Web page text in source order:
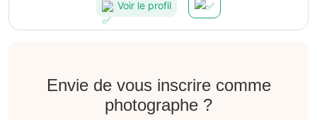
Voir le profil
Envie de vous inscrire comme
photographe ?